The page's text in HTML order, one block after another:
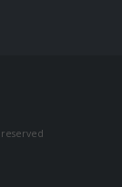
reserved